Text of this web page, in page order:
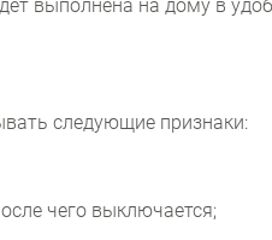
выполнена на дому в
следующие признаки:
чего выключается;